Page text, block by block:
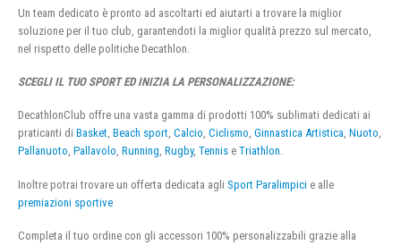
Un team dedicato è pronto ad ascoltarti ed aiutarti a trovare la miglior
soluzione per il tuo club, garantendoti la miglior qualità prezzo sul mercato,
nel rispetto delle politiche Decathlon.
SCEGLI IL TUO SPORT ED INIZIA LA PERSONALIZZAZIONE:
DecathlonClub offre una vasta gamma di prodotti 100% sublimati dedicati ai
praticanti di Basket, Beach sport, Calcio, Ciclismo, Ginnastica Artistica, Nuoto,
Pallanuoto, Pallavolo, Running, Rugby, Tennis e Triathlon.
Inoltre potrai trovare un offerta dedicata agli Sport Paralimpici e alle
premiazioni sportive
Completa il tuo ordine con gli accessori 100% personalizzabili grazie alla